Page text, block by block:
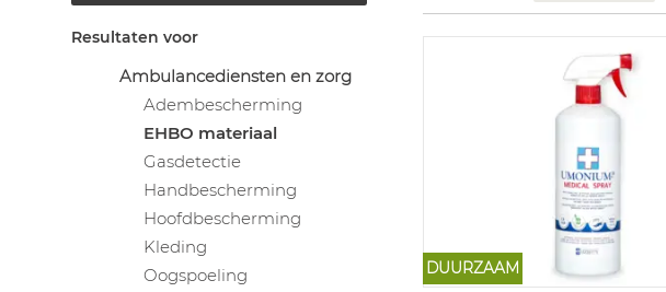
Resultaten voor
Ambulancediensten en zorg
Adembescherming
EHBO materiaal
Gasdetectie
Handbescherming
Hoofdbescherming
Kleding
Oogspoeling
DUURZAAM